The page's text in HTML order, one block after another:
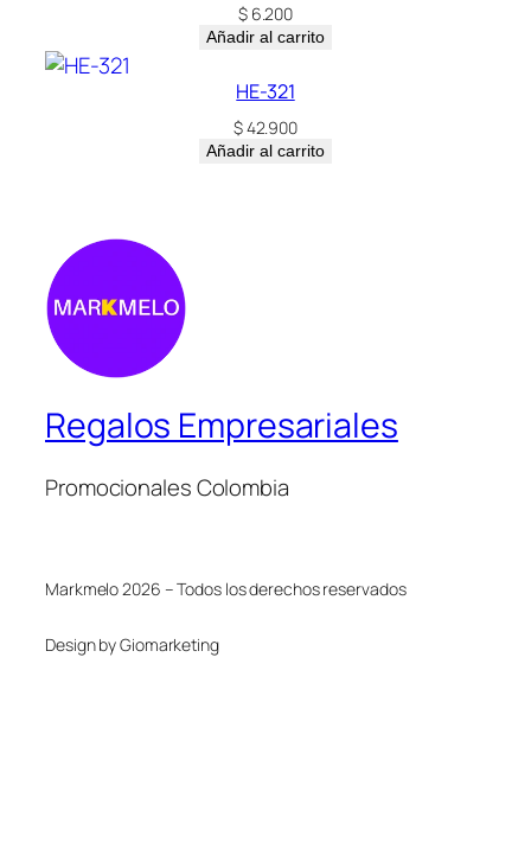
$6.200
Añadir al carrito
HE-321
$42.900
Añadir al carrito
Regalos Empresariales
Promocionales Colombia
Markmelo 2026 – Todos los derechos reservados
Design by Giomarketing